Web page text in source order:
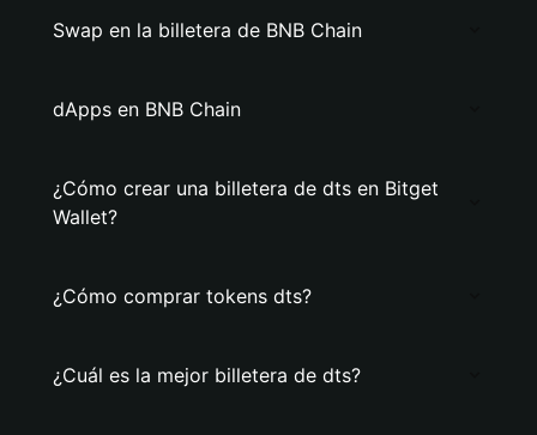
Swap en la billetera de BNB Chain
dApps en BNB Chain
¿Cómo crear una billetera de dts en Bitget
Wallet?
¿Cómo comprar tokens dts?
¿Cuál es la mejor billetera de dts?